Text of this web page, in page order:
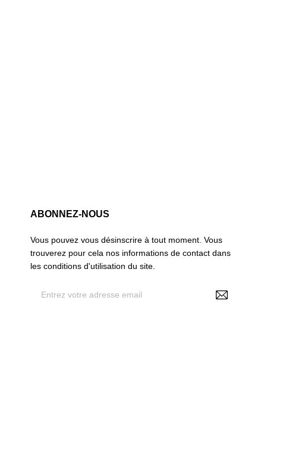
ABONNEZ-NOUS
Vous pouvez vous désinscrire à tout moment. Vous
trouverez pour cela nos informations de contact dans
les conditions d'utilisation du site.